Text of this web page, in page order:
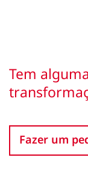
Tem
Fazer um